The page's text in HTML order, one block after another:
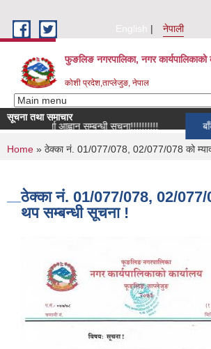
English
नेपाली
फुङलिङ नगरपालिका, नगर कार्यपालिकाको
कोशी प्रदेश,ताप्लेजुङ, नेपाल
सूचना तथा समाचार
दर्ता आह्वान सम्बन्धी सूचना!!!!!!!!!!
बाँकी
You are here
Home » ठेक्का नं. 01/077/078, 02/077/078 को
ठेक्का नं. 01/077/078, 02/077/
थप सम्बन्धी सूचना !